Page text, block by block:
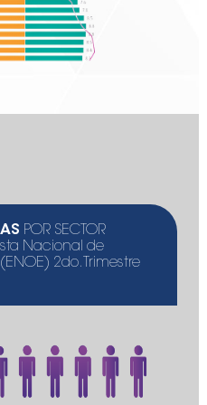
POR SECTOR
Nacional de
2do. Trimestre